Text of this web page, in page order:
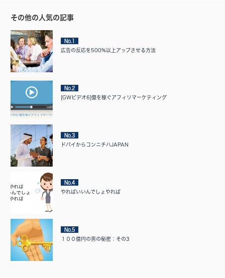
その他の人気の記事
No.1
広告の反応を500%以上アップさせる方法
No.2
[GWビデオ6]億を稼ぐアフィリマーケティング
No.3
ドバイからコンニチハJAPAN
No.4
やればいいんでしょやれば
No.5
１００億円の男の秘密：その3